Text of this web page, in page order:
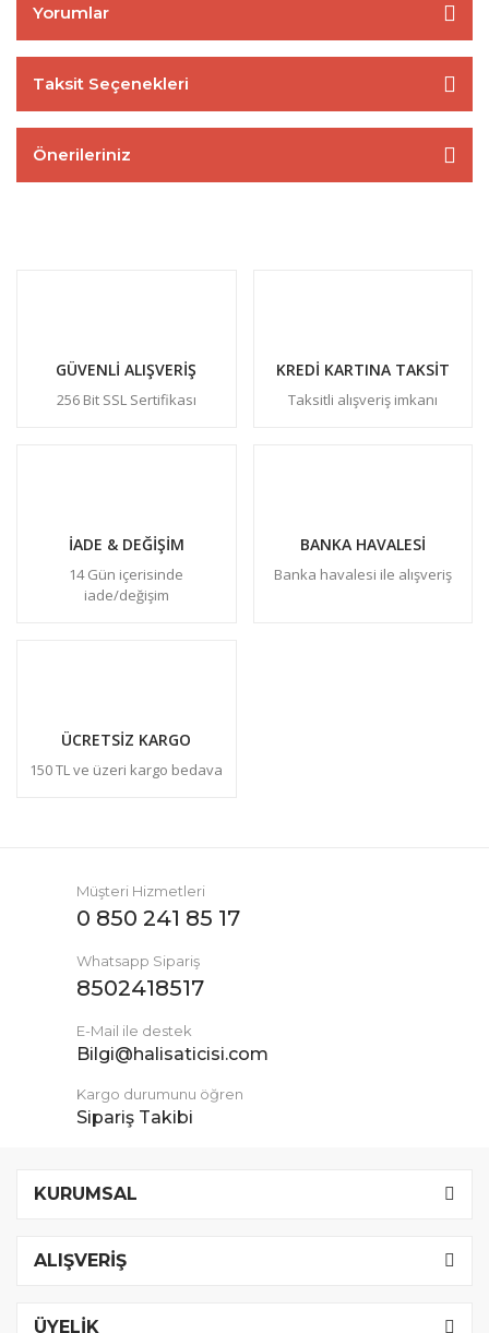
Yorumlar
Taksit Seçenekleri
Önerileriniz
GÜVENLİ ALIŞVERİŞ
256 Bit SSL Sertifikası
KREDİ KARTINA TAKSİT
Taksitli alışveriş imkanı
İADE & DEĞİŞİM
14 Gün içerisinde
iade/değişim
BANKA HAVALESİ
Banka havalesi ile alışveriş
ÜCRETSİZ KARGO
150 TL ve üzeri kargo bedava
Müşteri Hizmetleri
0 850 241 85 17
Whatsapp Sipariş
8502418517
E-Mail ile destek
Bilgi@halisaticisi.com
Kargo durumunu öğren
Sipariş Takibi
KURUMSAL
ALIŞVERİŞ
ÜYELİK